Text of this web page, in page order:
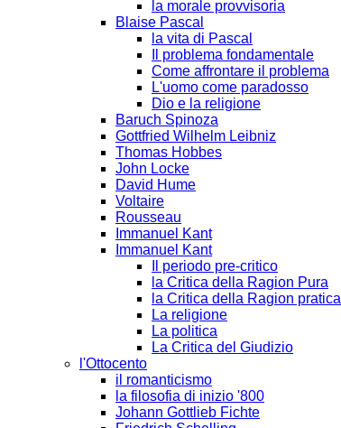
la morale provvisoria
Blaise Pascal
la vita di Pascal
Il problema fondamentale
Come affrontare il problema
L'uomo come paradosso
Dio e la religione
Baruch Spinoza
Gottfried Wilhelm Leibniz
Thomas Hobbes
John Locke
David Hume
Voltaire
Rousseau
Immanuel Kant
Immanuel Kant
Il periodo pre-critico
la Critica della Ragion Pura
la Critica della Ragion pratica
La religione
La politica
La Critica del Giudizio
l'Ottocento
il romanticismo
la filosofia di inizio '800
Johann Gottlieb Fichte